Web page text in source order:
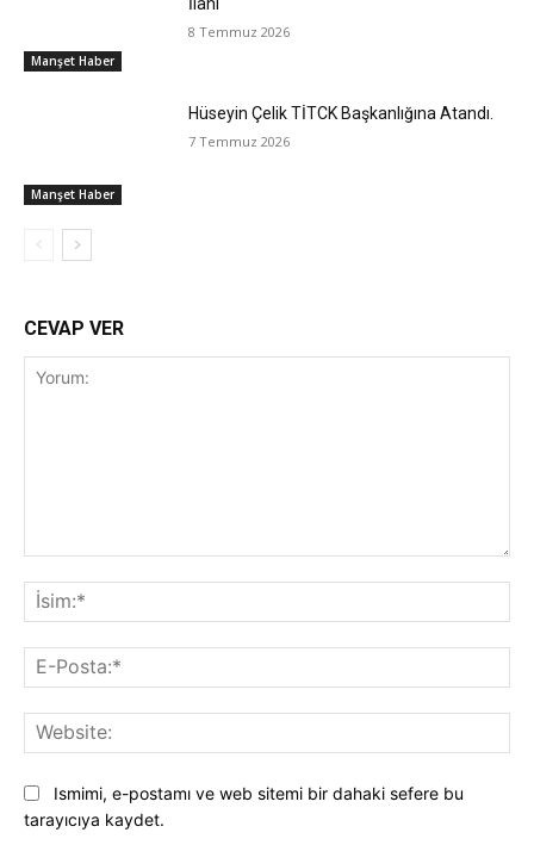
Manşet Haber
8 Temmuz 2026
Manşet Haber
Hüseyin Çelik TİTCK Başkanlığına Atandı.
7 Temmuz 2026
CEVAP VER
Ismimi, e-postamı ve web sitemi bir dahaki sefere bu
tarayıcıya kaydet.